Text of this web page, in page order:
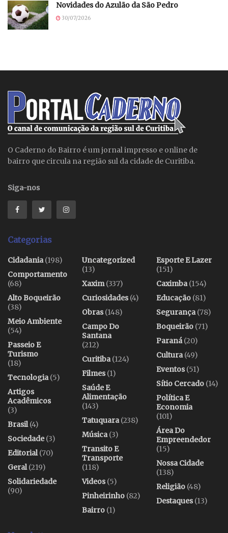
Novidades do Azulão da São Pedro
30/07/2026
O Caderno do Bairro é um jornal impresso e online de
bairro que circula na região sul da cidade de Curitiba.
Siga-nos
Categorias
Cidadania(198)
Comportamento
(68)
Alto Boqueirão
(38)
Meio Ambiente
(54)
Passeio E
Turismo
(18)
Tecnologia(5)
Artigos
Acadêmicos
(3)
Brasil(4)
Sociedade(3)
Editorial(70)
Geral(219)
Solidariedade
(90)
Uncategorized
(13)
Xaxim(337)
Curiosidades(4)
Obras(148)
Campo Do
Santana
(212)
Curitiba(124)
Filmes(1)
Saúde E
Alimentação
(143)
Tatuquara(238)
Música(3)
Transito E
Transporte
(118)
Videos(5)
Pinheirinho (82)
Bairro (1)
Esporte E Lazer
(151)
Caximba(154)
Educação (81)
Segurança(78)
Boqueirão (71)
Paraná(20)
Cultura(49)
Eventos(51)
Sítio Cercado (14)
Política E
Economia
(101)
Área Do
Empreendedor
(15)
Nossa Cidade
(138)
Religião (48)
Destaques(13)